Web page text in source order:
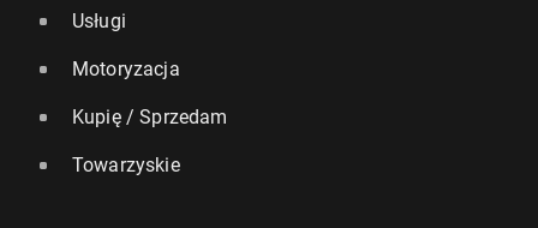
Usługi
Motoryzacja
Kupię / Sprzedam
Towarzyskie